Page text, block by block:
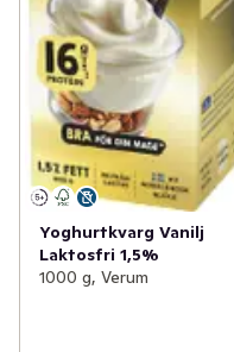
Yoghurtkvarg Vanilj
Laktosfri 1,5%
1000 g, Verum